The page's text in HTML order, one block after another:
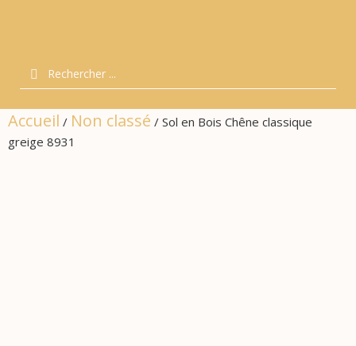
Accueil / Non classé / Sol en Bois Chêne classique
greige 8931